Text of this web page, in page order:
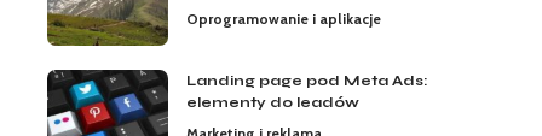
Oprogramowanie i aplikacje
Landing page pod Meta Ads:
elementy do leadów